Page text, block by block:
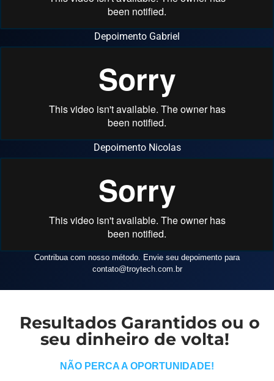
Depoimento Gabriel
Depoimento Nicolas
Contribua com nosso método. Envie seu depoimento para
contato@troytech.com.br
Resultados Garantidos ou o
seu dinheiro de volta!
NÃO PERCA A OPORTUNIDADE!